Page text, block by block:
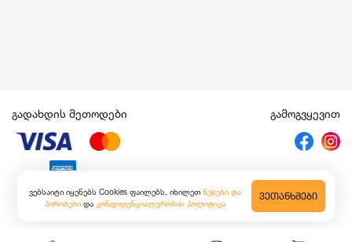
ვებსაიტი იყენებს Cookies ფაილებს. იხილეთ წესები და
პირობები და კონფიდენციალურობის პოლიტიკა
ᲕᲔᲗᲐᲜᲮᲛᲔᲑᲘ
გადახდის მეთოდები გამოგვყევით